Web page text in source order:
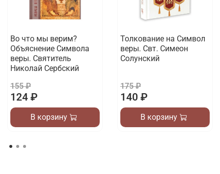
Во что мы верим?
Объяснение Символа
веры. Святитель
Николай Сербский
155 ₽
124 ₽
В корзину
Толкование на Символ
веры. Свт. Симеон
Солунский
175 ₽
140 ₽
В корзину